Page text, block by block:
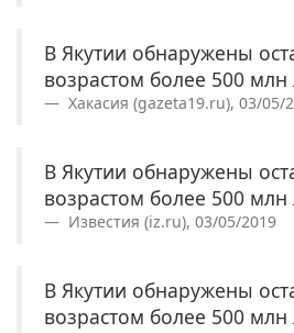
В Якутии обнаружены
возрастом более 500 млн
Хакасия (gazeta19.ru), 03/05/
В Якутии обнаружены
возрастом более 500 млн
Известия (iz.ru), 03/05/2019
В Якутии обнаружены
возрастом более 500 млн